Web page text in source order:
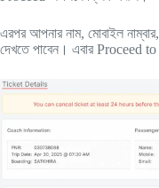
এরপর আপনার নাম, মোবাইল
দেখতে পাবেন। এবার Proceed